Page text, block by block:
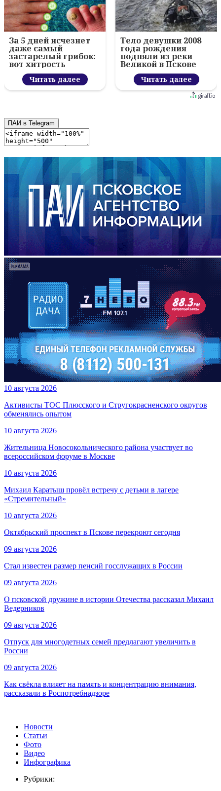
За 5 дней исчезнет
даже самый
застарелый грибок:
вот хитрость
Читать далее
Тело девушки 2008
года рождения
подняли из реки
Великой в Пскове
Читать далее
ПАИ в Telegram
10 августа 2026
Активисты ТОС Плюсского и Стругокрасненского округов
обменялись опытом
10 августа 2026
Жительница Новосокольнического района участвует во
всероссийском форуме в Москве
10 августа 2026
Михаил Каратыш провёл встречу с детьми в лагере
«Стремительный»
10 августа 2026
Октябрьский проспект в Пскове перекроют сегодня
09 августа 2026
Стал известен размер пенсий госслужащих в России
09 августа 2026
О псковской дружине в истории Отечества рассказал Михаил
Ведерников
09 августа 2026
Отпуск для многодетных семей предлагают увеличить в
России
09 августа 2026
Как свёкла влияет на память и концентрацию внимания,
рассказали в Роспотребнадзоре
Новости
Статьи
Фото
Видео
Инфографика
Рубрики: